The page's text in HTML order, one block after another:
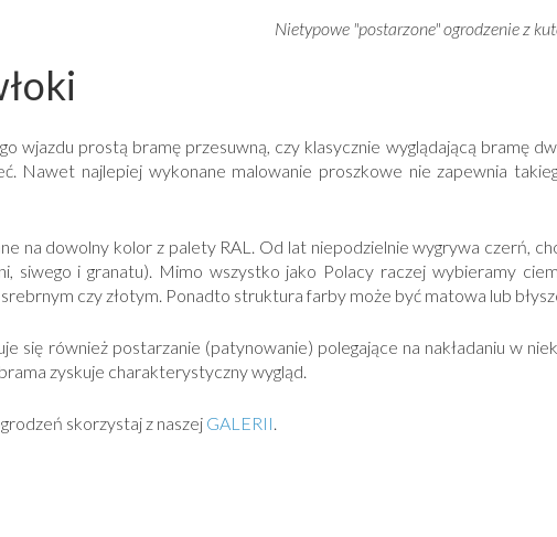
Nietypowe "postarzone" ogrodzenie z
wjazdu prostą bramę przesuwną, czy klasycznie wyglądającą bramę
Nawet najlepiej wykonane malowanie proszkowe nie zapewnia
na dowolny kolor z palety RAL. Od lat niepodzielnie wygrywa czerń,
siwego i granatu). Mimo wszystko jako Polacy raczej wybieramy
czy złotym. Ponadto struktura farby może być matowa lub
się również postarzanie (patynowanie) polegające na nakładaniu w
zyskuje charakterystyczny wygląd.
skorzystaj z naszej GALERII